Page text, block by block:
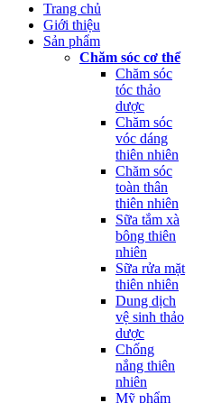
Trang chủ
Giới thiệu
Sản phẩm
Chăm sóc cơ thể
Chăm sóc
tóc thảo
dược
Chăm sóc
vóc dáng
thiên nhiên
Chăm sóc
toàn thân
thiên nhiên
Sữa tắm xà
bông thiên
nhiên
Sữa rửa mặt
thiên nhiên
Dung dịch
vệ sinh thảo
dược
Chống
nắng thiên
nhiên
Mỹ phẩm